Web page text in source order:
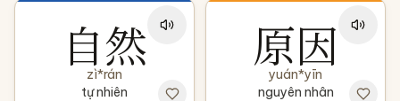
自然
zì*rán
tự nhiên
原因
yuán*yīn
nguyên nhân